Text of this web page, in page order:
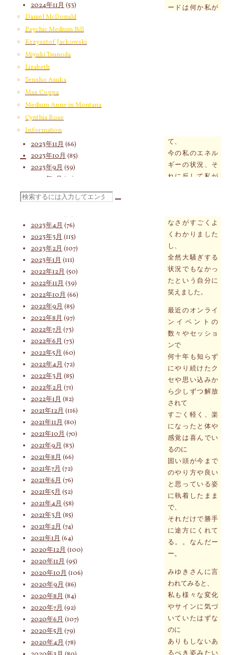
Daniel McDonald
Psychic Medium Bill
Krzysztof Jackowski
Miyuki Tsunoda
Lizabeth
Tensho Asuka
Max Coppa
Medium Anne in Montana
Cynthia Rose
Information
検
索
象:
ードは何か私が
て、
今の私のエネル
ギーの状況、そ
れに反して私が
なさがすごくよ
くわかりました
し、
全然大騒ぎする
状況でもなかっ
たという自分に
笑えました。
最近のオンライ
ンイベントの
数々やセッショ
ンで
何十年も知らず
にやり続けたク
セや思い込みか
ら少しずつ解放
されて
すごく軽く、楽
になったと体や
感覚は喜んでい
るのに
固い頭が今まで
のやり方や良い
と思っている姿
に執着したまま
で、
それだけで勝手
に途方にくれて
る。。なんだー
ー。
みゆきさんに言
われてみると、
私も様々な変化
やサインに気づ
いていたはずな
のに
ありもしないあ
るべき姿みたい
2024年11月 (53)
2024年10月(65)
2024年9月(58)
2024年8月(65)
2024年7月(63)
2024年6月
2024年5月
2024年3月
2024年2月(55)
2024年1月(66)
2023年12月
2023年11月 (66)
2023年10月 (85)
2023年9月 (59)
2023年8月 (91)
2023年7月(89)
2023年6月(62)
2023年4月 (76)
2023年3月 (115)
2023年2月 (107)
2023年1月 (111)
2022年12月 (50)
2022年11月 (39)
2022年10月 (66)
2022年9月 (85)
2022年8月 (97)
2022年7月 (73)
2022年6月 (73)
2022年5月 (60)
2022年4月 (72)
2022年3月 (85)
2022年2月 (71)
2022年1月 (82)
2021年12月 (116)
2021年11月 (80)
2021年10月 (70)
2021年9月 (83)
2021年8月 (66)
2021年7月 (72)
2021年6月 (76)
2021年5月 (52)
2021年4月 (58)
2021年3月 (85)
2021年2月 (74)
2021年1月 (64)
2020年12月 (100)
2020年11月 (95)
2020年10月 (106)
2020年9月 (86)
2020年8月 (84)
2020年7月 (92)
2020年6月 (107)
2020年5月 (79)
2020年4月 (78)